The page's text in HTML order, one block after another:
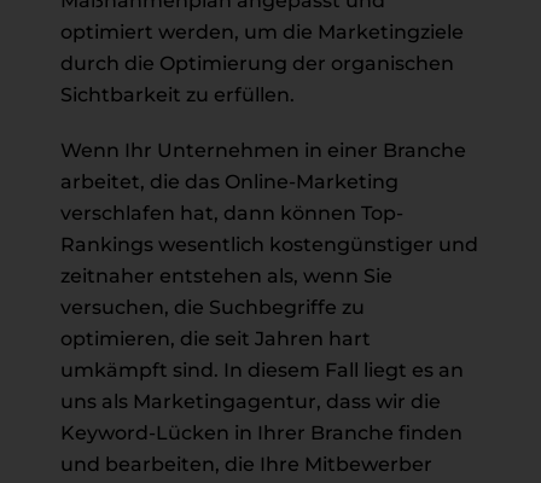
optimiert werden, um die Marketingziele
durch die Optimierung der organischen
Sichtbarkeit zu erfüllen.
Wenn Ihr Unternehmen in einer Branche
arbeitet, die das Online-Marketing
verschlafen hat, dann können Top-
Rankings wesentlich kostengünstiger und
zeitnaher entstehen als, wenn Sie
versuchen, die Suchbegriffe zu
optimieren, die seit Jahren hart
umkämpft sind. In diesem Fall liegt es an
uns als Marketingagentur, dass wir die
Keyword-Lücken in Ihrer Branche finden
und bearbeiten, die Ihre Mitbewerber